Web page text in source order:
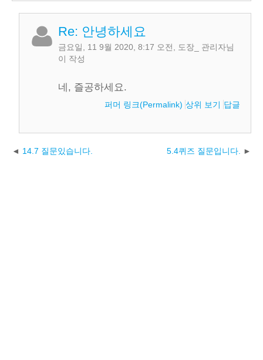
Re: 안녕하세요
금요일, 11 9월 2020, 8:17 오전 도장_ 관리자님
이 작성
네, 즐공하세요.
퍼머 링크(Permalink) 상위 보기 답글
14.7 질문있습니다. 5.4퀴즈 질문입니다.